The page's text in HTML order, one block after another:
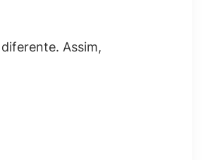
Assim,